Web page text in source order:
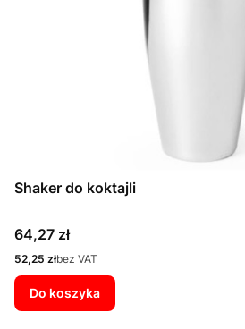
Shaker do koktajli
Cena
64,27 zł
Cena
52,25 złbez VAT
Do koszyka